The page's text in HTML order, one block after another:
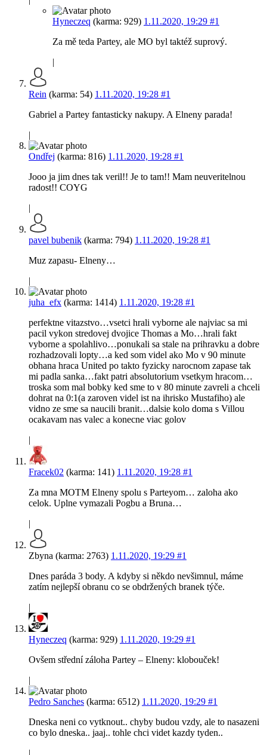
Hyneczeq (karma: 929) 1.11.2020, 19:29 #1
Za mě teda Partey, ale MO byl taktéž suprový.
|
Rein (karma: 54) 1.11.2020, 19:28 #1
Gabriel a Partey fantasticky nakupy. A Elneny parada!
|
Ondřej (karma: 816) 1.11.2020, 19:28 #1
Jooo ja jim dnes tak veril!! Je to tam!! Mam neuveritelnou
radost!! COYG
|
pavel bubenik (karma: 794) 1.11.2020, 19:28 #1
Muz zapasu- Elneny…
|
juha_efx (karma: 1414) 1.11.2020, 19:28 #1
perfektne vitazstvo…vsetci hrali vyborne ale najviac sa mi
pacil vykon stredovej dvojice Thomas a Mo…hrali fakt
vyborne a spolahlivo…ponukali sa stale na prihravku a dobre
rozhadzovali lopty…a ked som videl ako Mo v 90 minute
obhana hraca United po takto fyzicky narocnom zapase tak
mi padla sanka…fakt patri absolutorium vsetkym hracom…
troska som mal bobky ked sme to v 80 minute zavreli a chceli
dohrat na 0:1(a zaroven videl ist na ihrisko Mustafiho) ale
vidno ze sme sa naucili branit…dalsie kolo doma s Villou
ocakavam nas valec a konecne viac golov
|
Fracek02 (karma: 141) 1.11.2020, 19:28 #1
Za mna MOTM Elneny spolu s Parteyom… zaloha ako
celok. Uplne vymazali Pogbu a Bruna…
|
Zbyna (karma: 2763) 1.11.2020, 19:29 #1
Dnes paráda 3 body. A kdyby si někdo nevšimnul, máme
zatím nejlepší obranu co se obdržených branek týče.
|
Hyneczeq (karma: 929) 1.11.2020, 19:29 #1
Ovšem střední záloha Partey – Elneny: klobouček!
|
Pedro Sanches (karma: 6512) 1.11.2020, 19:29 #1
Dneska neni co vytknout.. chyby budou vzdy, ale to nasazeni
co bylo dneska.. jaaj.. tohle chci videt kazdy tyden..